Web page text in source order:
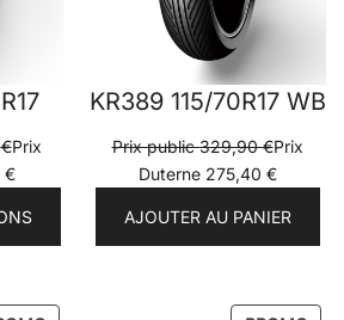
€Prix
€
KR389 115/70R17 WB
Prix public329,90€Prix
Duterne 275,40 €
AJOUTER AU PANIER